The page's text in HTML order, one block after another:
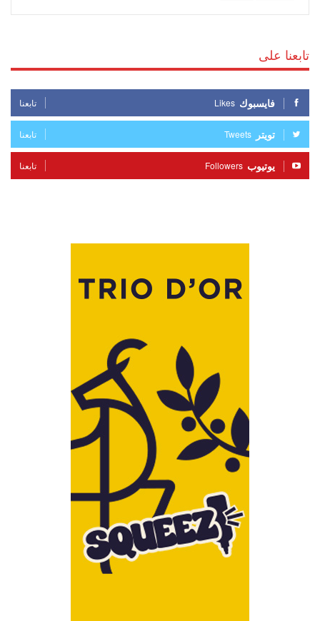
تابعنا على
فايسبوك Likes تابعنا
تويتر Tweets تابعنا
يوتيوب Followers تابعنا